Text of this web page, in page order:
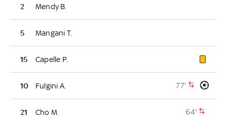
2 Mendy B.
5 Mangani T.
15 Capelle P.
10 Fulgini A. 77'
21 Cho M. 64'